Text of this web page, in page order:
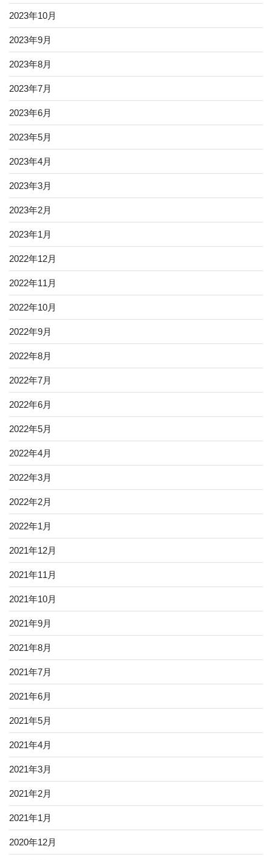
2023年10月
2023年9月
2023年8月
2023年7月
2023年6月
2023年5月
2023年4月
2023年3月
2023年2月
2023年1月
2022年12月
2022年11月
2022年10月
2022年9月
2022年8月
2022年7月
2022年6月
2022年5月
2022年4月
2022年3月
2022年2月
2022年1月
2021年12月
2021年11月
2021年10月
2021年9月
2021年8月
2021年7月
2021年6月
2021年5月
2021年4月
2021年3月
2021年2月
2021年1月
2020年12月